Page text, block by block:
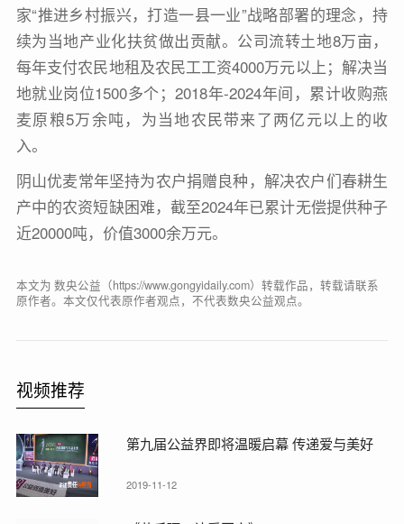
家“推进乡村振兴，打造一县一业”战略部署的理念，持
续为当地产业化扶贫做出贡献。公司流转土地8万亩，
每年支付农民地租及农民工工资4000万元以上；解决当
地就业岗位1500多个；2018年-2024年间，累计收购燕
麦原粮5万余吨，为当地农民带来了两亿元以上的收
入。
阴山优麦常年坚持为农户捐赠良种，解决农户们春耕生
产中的农资短缺困难，截至2024年已累计无偿提供种子
近20000吨，价值3000余万元。
本文为 数央公益（https://www.gongyidaily.com）转载作品，转载请联系
原作者。本文仅代表原作者观点，不代表数央公益观点。
视频推荐
第九届公益界即将温暖启幕 传递爱与美好
2019-11-12